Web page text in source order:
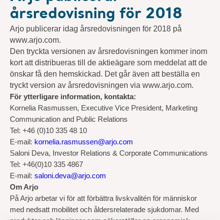
årsredovisning för 2018
Arjo publicerar idag årsredovisningen för 2018 på
www.arjo.com.
Den tryckta versionen av årsredovisningen kommer inom
kort att distribueras till de aktieägare som meddelat att de
önskar få den hemskickad. Det går även att beställa en
tryckt version av årsredovisningen via www.arjo.com.
För ytterligare information, kontakta:
Kornelia Rasmussen, Executive Vice President, Marketing
Communication and Public Relations
Tel: +46 (0)10 335 48 10
E-mail: kornelia.rasmussen@arjo.com
Saloni Deva, Investor Relations & Corporate Communications
Tel: +46(0)10 335 4867
E-mail: saloni.deva@arjo.com
Om Arjo
På Arjo arbetar vi för att förbättra livskvalitén för människor
med nedsatt mobilitet och åldersrelaterade sjukdomar. Med